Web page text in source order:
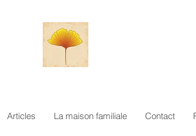
Articles La maison familiale Contact